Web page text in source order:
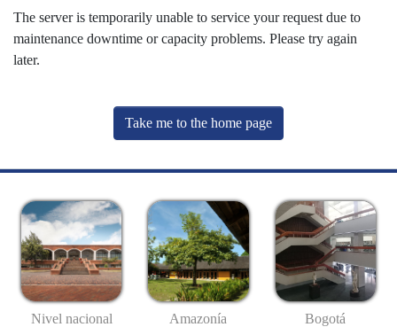
The server is temporarily unable to service your request due to
maintenance downtime or capacity problems. Please try again
later.
Take me to the home page
Nivel nacional Amazonía Bogotá